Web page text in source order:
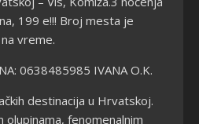
199 e!!! Broj mesta je
vreme.
0638485985 IVANA O.K.
destinacija u Hrvatskoj.
olupinama, fenomenalnim